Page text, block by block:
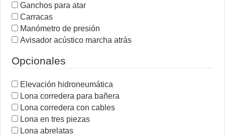
Ganchos para atar
Carracas
Manómetro de presión
Avisador acústico marcha atrás
Opcionales
Elevación hidroneumática
Lona corredera para bañera
Lona corredera con cables
Lona en tres piezas
Lona abrelatas